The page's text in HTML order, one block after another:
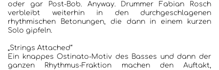
oder gar Post-Bob. Anyway. Drummer Fabian Rosch
verbleibt weiterhin in den durchgeschlagenen
rhythmischen Betonungen, die dann in einem kurzen
Solo gipfeln.
„Strings Attached“
Ein knappes Ostinato-Motiv des Basses und dann der
ganzen Rhythmus-Fraktion machen den Auftakt,